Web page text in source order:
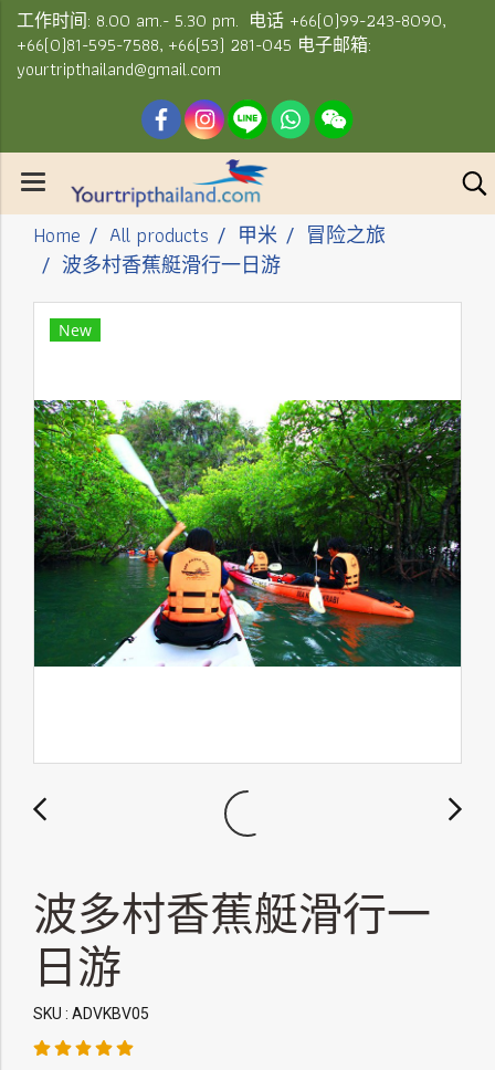
工作时间: 8.00 am.- 5.30 pm. 电话 +66(0)99-243-8090,
+66(0)81-595-7588, +66(53) 281-045 电子邮箱:
yourtripthailand@gmail.com
Home All products 甲米
冒险之旅
波多村香蕉艇滑行一日游
New
波多村香蕉艇滑行一
日游
SKU : ADVKBV05